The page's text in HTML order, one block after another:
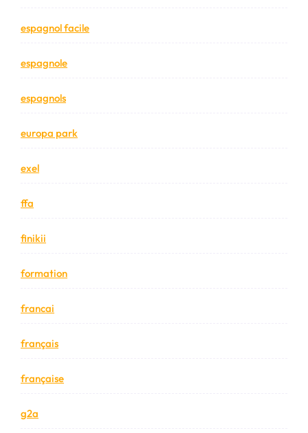
espagnol facile
espagnole
espagnols
europa park
exel
ffa
finikii
formation
francai
français
française
g2a